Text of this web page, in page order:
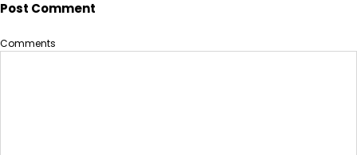
Post Comment
Comments